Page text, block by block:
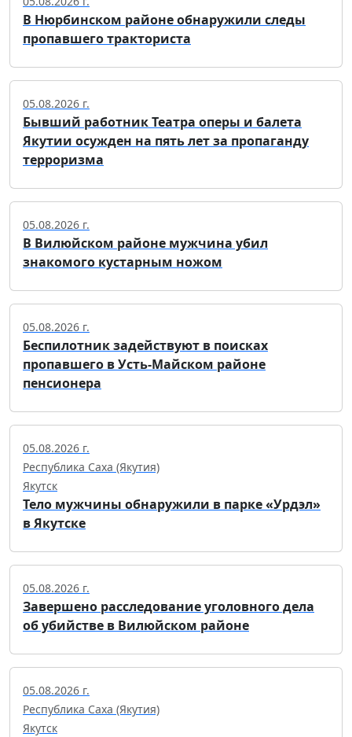
В Нюрбинском районе обнаружили следы
пропавшего тракториста
05.08.2026 г.
Бывший работник Театра оперы и балета
Якутии осужден на пять лет за пропаганду
терроризма
05.08.2026 г.
В Вилюйском районе мужчина убил
знакомого кустарным ножом
05.08.2026 г.
Беспилотник задействуют в поисках
пропавшего в Усть-Майском районе
пенсионера
05.08.2026 г.
Республика Саха (Якутия)
Якутск
Тело мужчины обнаружили в парке «Урдэл»
в Якутске
05.08.2026 г.
Завершено расследование уголовного дела
об убийстве в Вилюйском районе
05.08.2026 г.
Республика Саха (Якутия)
Якутск